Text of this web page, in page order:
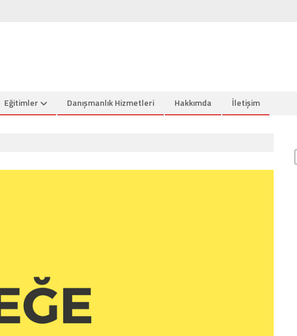
Eğitimler Danışmanlık Hizmetleri Hakkımda İletişim